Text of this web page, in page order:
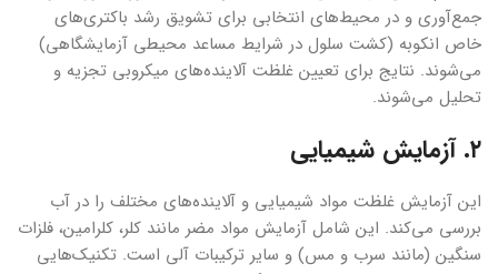
جمع‌آوری و در محیط‌های انتخابی برای تشویق رشد باکتری‌های
خاص انکوبه (کشت سلول در شرایط مساعد محیطی آزمایشگاهی)
می‌شوند. نتایج برای تعیین غلظت آلاینده‌های میکروبی تجزیه و
تحلیل می‌شوند.
۲. آزمایش شیمیایی
این آزمایش غلظت مواد شیمیایی و آلاینده‌های مختلف را در آب
بررسی می‌کند. این شامل آزمایش مواد مضر مانند کلر، کلرامین، فلزات
سنگین (مانند سرب و مس) و سایر ترکیبات آلی است. تکنیک‌هایی